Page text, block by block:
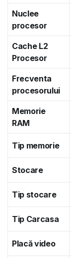
Nuclee
procesor
Cache L2
Procesor
Frecventa
procesorului
Memorie
RAM
Tip memorie
Stocare
Tip stocare
Tip Carcasa
Placă video